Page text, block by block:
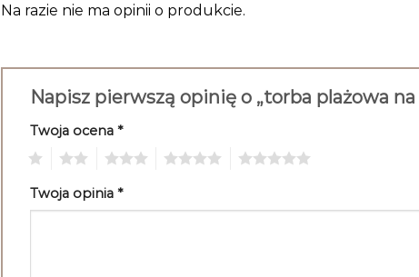
Na razie nie ma opinii o produkcie.
Napisz pierwszą opinię o „torba plażowa
Twoja ocena *
Twoja opinia *